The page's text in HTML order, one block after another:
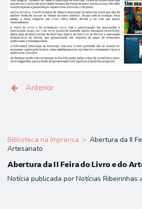
Anterior
Biblioteca na Imprensa
Abertura da II
Artesanato
Abertura da II Feira do Livro e do
Notícia publicada por Notícias Ribeirinhas